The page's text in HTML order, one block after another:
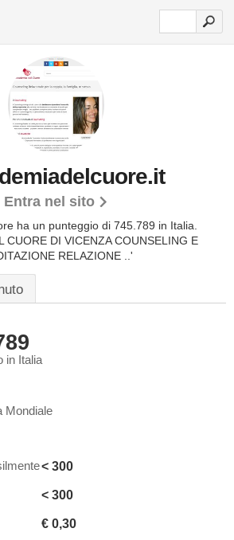
Entra nel sito
ha un punteggio di 745.789 in Italia.
CUORE DI VICENZA COUNSELING E
RELAZIONE ..'
in Italia
Mondiale
< 300
< 300
€ 0,30